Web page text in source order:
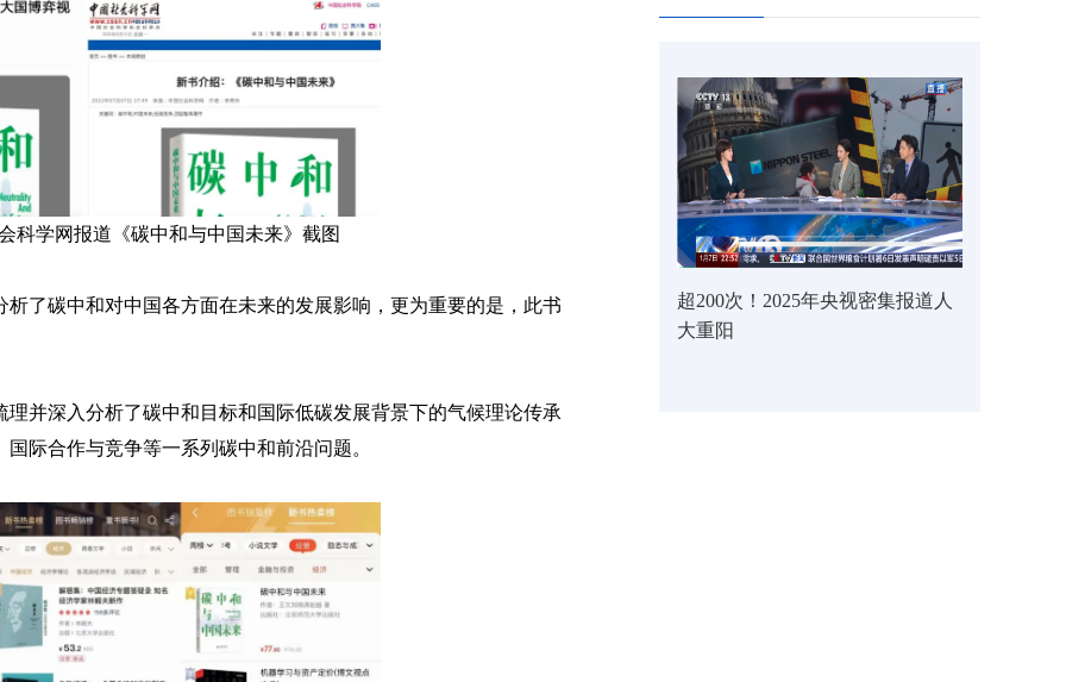
科学网报道《碳中和与中国未来》截图
了碳中和对中国各方面在未来的发展影响，更为重要的是，此书
并深入分析了碳中和目标和国际低碳发展背景下的气候理论传承
际合作与竞争等一系列碳中和前沿问题。
超200次！2025年央视密集报道人
大重阳